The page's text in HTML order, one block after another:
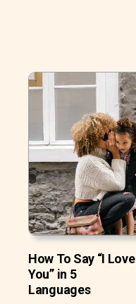
How To Say “I Love
You” in 5
Languages